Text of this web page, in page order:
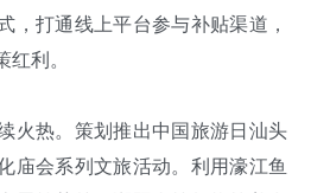
，打通线上平台参与补贴渠道，
利。
火热。策划推出中国旅游日汕头
庙会系列文旅活动。利用濠江鱼